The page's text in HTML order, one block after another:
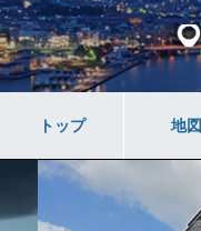
トップ 地図